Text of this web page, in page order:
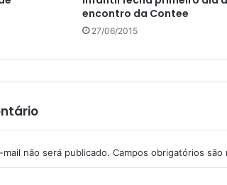
encontro da Contee
27/06/2015
não será publicado. Campos obrigatórios são